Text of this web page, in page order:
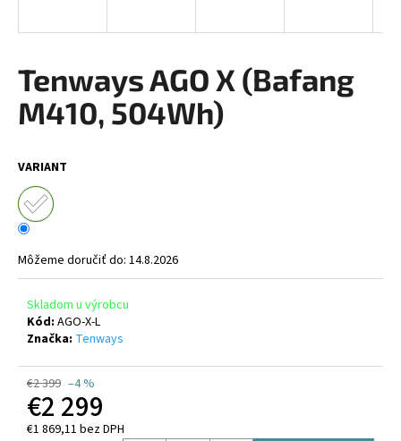
Tenways AGO X (Bafang
M410, 504Wh)
VARIANT
Môžeme doručiť do: 14.8.2026
Skladom u výrobcu
Kód: AGO-X-L
Značka: Tenways
€2 399 –4 %
€2 299
€1 869,11 bez DPH
A
s
ť
?
O
d
p
o
r
ú
a